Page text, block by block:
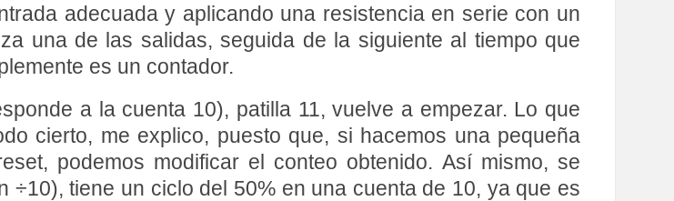
adecuada y aplicando una resistencia en serie con un
una de las salidas, seguida de la siguiente al tiempo que
es un contador.
a la cuenta 10), patilla 11, vuelve a empezar. Lo que
cierto, me explico, puesto que, si hacemos una pequeña
podemos modificar el conteo obtenido. Así mismo, se
tiene un ciclo del 50% en una cuenta de 10, ya que es